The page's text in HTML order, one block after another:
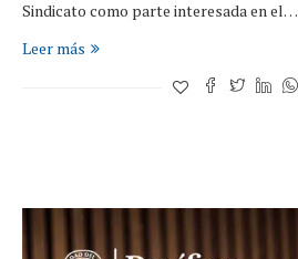
Sindicato como parte interesada en el…
Leer más